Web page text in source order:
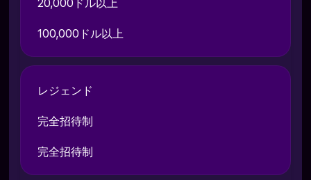
20,000ドル以上
100,000ドル以上
レジェンド
完全招待制
完全招待制